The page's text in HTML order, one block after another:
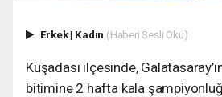
Erkek| Kadın (Haberi Sesli Oku)
Kuşadası ilçesinde,
bitimine 2 hafta kala